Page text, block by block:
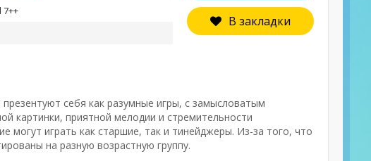
В закладки
себя как разумные игры, с замысловатым
картинки, приятной мелодии и стремительности
могут играть как старшие, так и тинейджеры. Из-за того, что
на разную возрастную группу.